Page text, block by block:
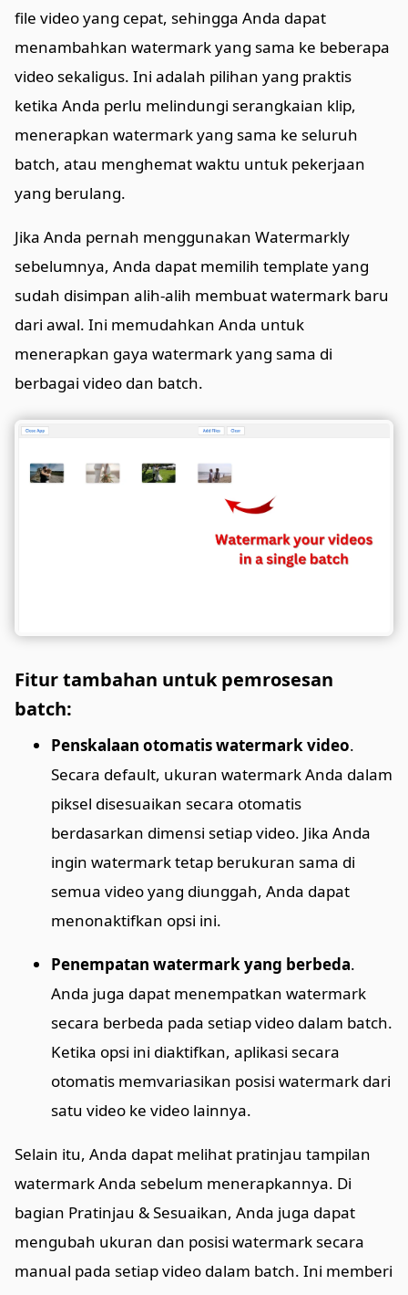
file video yang cepat, sehingga Anda dapat
menambahkan watermark yang sama ke beberapa
video sekaligus. Ini adalah pilihan yang praktis
ketika Anda perlu melindungi serangkaian klip,
menerapkan watermark yang sama ke seluruh
batch, atau menghemat waktu untuk pekerjaan
yang berulang.
Jika Anda pernah menggunakan Watermarkly
sebelumnya, Anda dapat memilih template yang
sudah disimpan alih-alih membuat watermark baru
dari awal. Ini memudahkan Anda untuk
menerapkan gaya watermark yang sama di
berbagai video dan batch.
Fitur tambahan untuk pemrosesan
batch:
Penskalaan otomatis watermark video.
Secara default, ukuran watermark Anda dalam
piksel disesuaikan secara otomatis
berdasarkan dimensi setiap video. Jika Anda
ingin watermark tetap berukuran sama di
semua video yang diunggah, Anda dapat
menonaktifkan opsi ini.
Penempatan watermark yang berbeda.
Anda juga dapat menempatkan watermark
secara berbeda pada setiap video dalam batch.
Ketika opsi ini diaktifkan, aplikasi secara
otomatis memvariasikan posisi watermark dari
satu video ke video lainnya.
Selain itu, Anda dapat melihat pratinjau tampilan
watermark Anda sebelum menerapkannya. Di
bagian Pratinjau & Sesuaikan, Anda juga dapat
mengubah ukuran dan posisi watermark secara
manual pada setiap video dalam batch. Ini memberi